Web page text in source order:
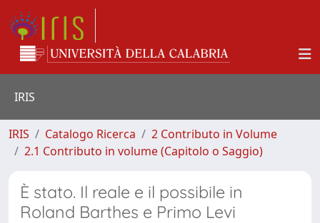
IRIS
IRIS Catalogo Ricerca
2 Contributo in Volume
2.1 Contributo in volume (Capitolo o Saggio)
È stato. Il reale e il possibile in
Roland Barthes e Primo Levi